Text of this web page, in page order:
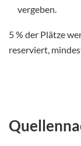
vergeben.
5 % der Plätze
reserviert,